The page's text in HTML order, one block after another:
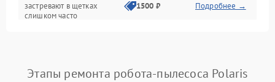
Программные сбои
застревают в щетках
слишком часто
1500 ₽ Подробнее →
Этапы ремонта робота-пылесоса Polaris